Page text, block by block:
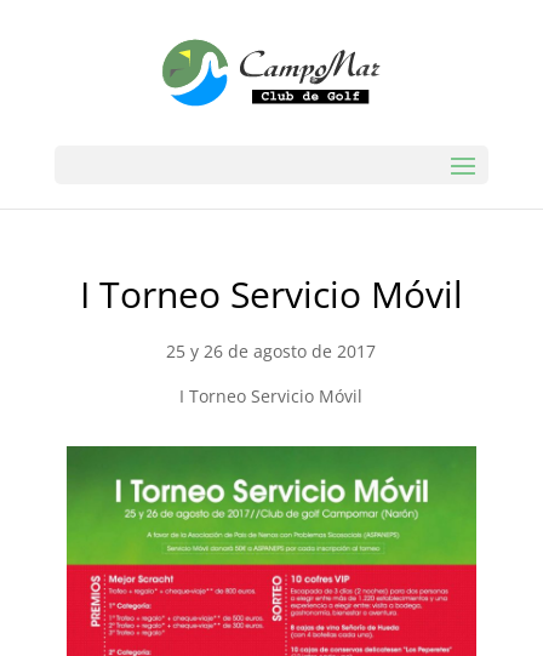
I Torneo Servicio Móvil
25 y 26 de agosto de 2017
I Torneo Servicio Móvil